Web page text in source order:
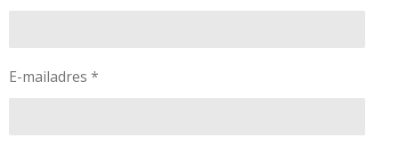
E-mailadres *